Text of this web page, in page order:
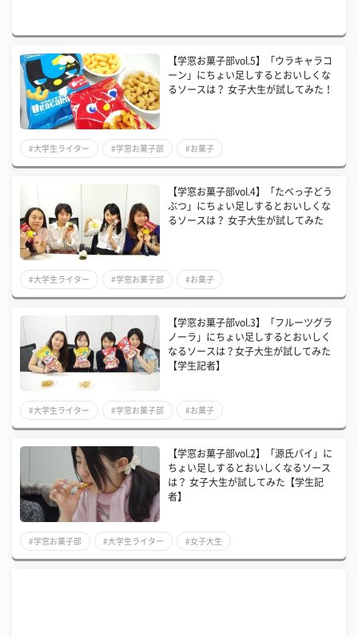
【学窓お菓子部vol.5】「ウラキャラコ
ーン」にちょい足しするとおいしくな
るソースは？ 女子大生が試してみた！
#大学生ライター #学窓お菓子部 #お菓子
【学窓お菓子部vol.4】「たべっ子どう
ぶつ」にちょい足しするとおいしくな
るソースは？ 女子大生が試してみた
#大学生ライター #学窓お菓子部 #お菓子
【学窓お菓子部vol.3】「フルーツグラ
ノーラ」にちょい足しするとおいしく
なるソースは？女子大生が試してみた
【学生記者】
#大学生ライター #学窓お菓子部 #お菓子
【学窓お菓子部vol.2】「源氏パイ」に
ちょい足しするとおいしくなるソース
は？ 女子大生が試してみた【学生記
者】
#学窓お菓子部 #大学生ライター #女子大生